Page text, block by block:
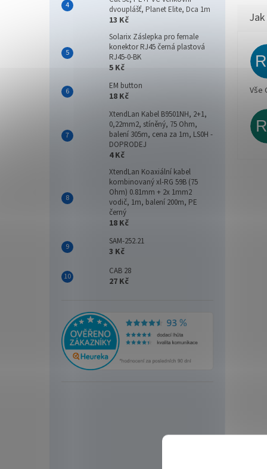
dvouplášť, Planet Elite, Dca 1m
13 Kč
Solarix Záslepka pro female
konektor RJ45 černá plastová
RJ45-0-BK
5 Kč
EM button
18 Kč
XtendLan Kabel B9501NH, 2+1,
0,22mm2, stíněný, 75 Ohm,
balení 305m, cena za 1m, LS0H -
DOPRODEJ
4 Kč
XtendLan Koaxiální kabel
kombinovaný xl-RG 59B (75
Ohm) 0.81mm + 2x 1mm2
vodič, 1m, balení 200m, PE
černý
18 Kč
SAM-252.21
3 Kč
CAB 28
27 Kč
Vše